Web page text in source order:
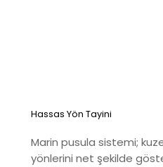
Hassas Yön Tayini
Marin pusula sistemi;
yönlerini net şekilde